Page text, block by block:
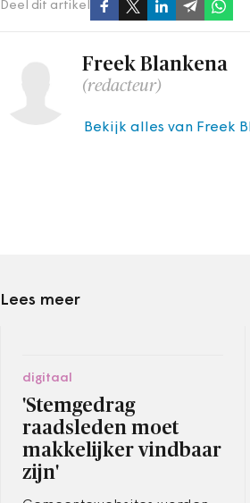
Deel dit artikel
Freek Blankena
(redacteur)
Bekijk alles van Freek
Lees meer
digitaal
'Stemgedrag
raadsleden moet
makkelijker vindbaar
zijn'